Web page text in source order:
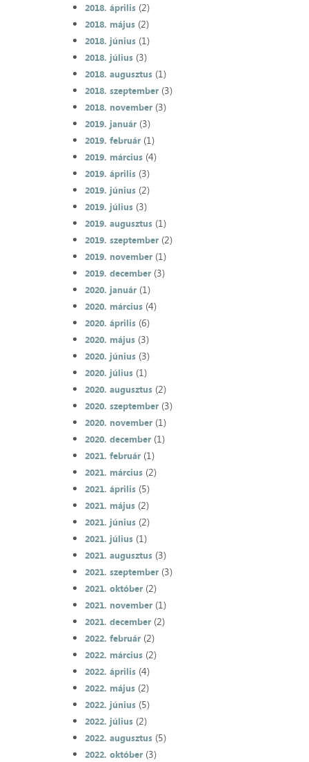
2018. április(2)
2018. május(2)
2018. június(1)
2018. július(3)
2018. augusztus(1)
2018. szeptember(3)
2018. november(3)
2019. január(3)
2019. február(1)
2019. március(4)
2019. április(3)
2019. június(2)
2019. július(3)
2019. augusztus(1)
2019. szeptember(2)
2019. november(1)
2019. december(3)
2020. január(1)
2020. március(4)
2020. április(6)
2020. május(3)
2020. június(3)
2020. július(1)
2020. augusztus(2)
2020. szeptember(3)
2020. november(1)
2020. december(1)
2021. február(1)
2021. március(2)
2021. április(5)
2021. május(2)
2021. június(2)
2021. július(1)
2021. augusztus(3)
2021. szeptember(3)
2021. október(2)
2021. november(1)
2021. december(2)
2022. február(2)
2022. március(2)
2022. április(4)
2022. május(2)
2022. június(5)
2022. július(2)
2022. augusztus(5)
2022. október(3)